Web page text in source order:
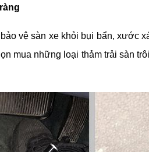
vệ sàn xe khỏi bụi bẩn, xước
mua những loại thảm trải sàn